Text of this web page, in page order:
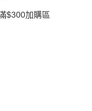
$300加購區